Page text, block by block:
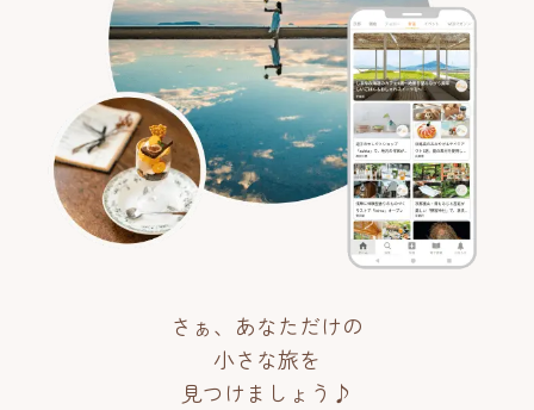
さぁ、あなただけの
小さな旅を
見つけましょう♪